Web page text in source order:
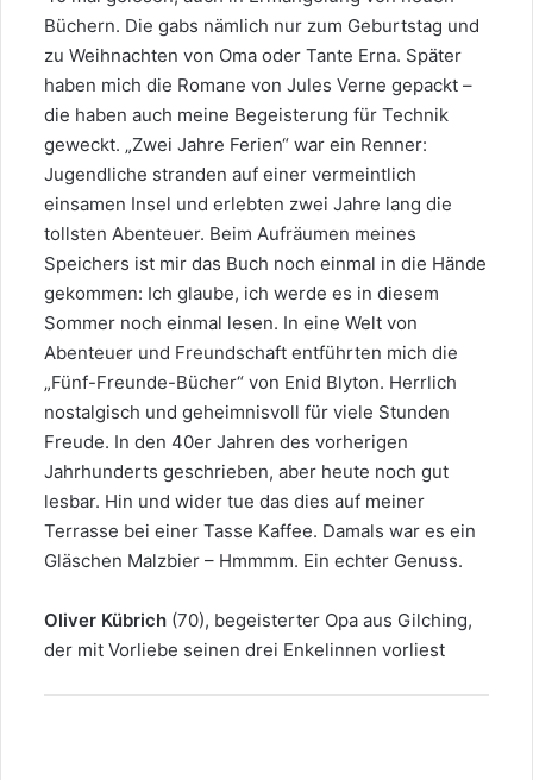
Büchern. Die gabs nämlich nur zum Geburtstag und
zu Weihnachten von Oma oder Tante Erna. Später
haben mich die Romane von Jules Verne gepackt –
die haben auch meine Begeisterung für Technik
geweckt. „Zwei Jahre Ferien“ war ein Renner:
Jugendliche stranden auf einer vermeintlich
einsamen Insel und erlebten zwei Jahre lang die
tollsten Abenteuer. Beim Aufräumen meines
Speichers ist mir das Buch noch einmal in die Hände
gekommen: Ich glaube, ich werde es in diesem
Sommer noch einmal lesen. In eine Welt von
Abenteuer und Freundschaft entführten mich die
„Fünf-Freunde-Bücher“ von Enid Blyton. Herrlich
nostalgisch und geheimnisvoll für viele Stunden
Freude. In den 40er Jahren des vorherigen
Jahrhunderts geschrieben, aber heute noch gut
lesbar. Hin und wider tue das dies auf meiner
Terrasse bei einer Tasse Kaffee. Damals war es ein
Gläschen Malzbier – Hmmmm. Ein echter Genuss.
Oliver Kübrich (70), begeisterter Opa aus Gilching,
der mit Vorliebe seinen drei Enkelinnen vorliest